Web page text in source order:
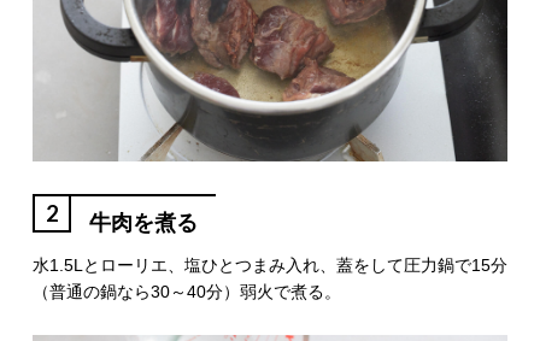
2 牛肉を煮る
水1.5Lとローリエ、塩ひとつまみ入れ、蓋をして圧力鍋で15分
（普通の鍋なら30～40分）弱火で煮る。